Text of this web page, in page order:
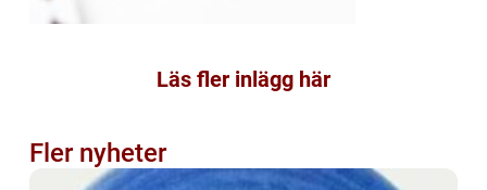
Läs fler inlägg här
Fler nyheter